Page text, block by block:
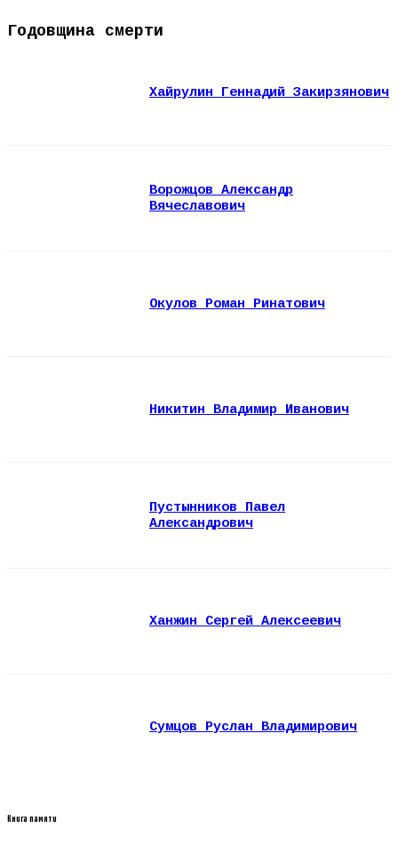
Годовщина смерти
Хайрулин Геннадий Закирзянович
Ворожцов Александр
Вячеславович
Окулов Роман Ринатович
Никитин Владимир Иванович
Пустынников Павел
Александрович
Ханжин Сергей Алексеевич
Сумцов Руслан Владимирович
Книга памяти